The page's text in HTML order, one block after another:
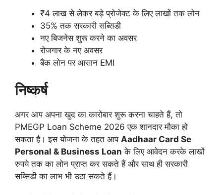
₹4 लाख से लेकर बड़े प्रोजेक्ट के लिए लाखों तक लोन
35% तक सरकारी सब्सिडी
नए बिजनेस शुरू करने का अवसर
रोजगार के नए अवसर
बैंक लोन पर आसान EMI
निष्कर्ष
अगर आप अपना खुद का कारोबार शुरू करना चाहते हैं, तो
PMEGP Loan Scheme 2026 एक शानदार मौका हो
सकता है। इस योजना के तहत आप Aadhaar Card Se
Personal & Business Loan के लिए आवेदन करके लाखों
रुपये तक का लोन प्राप्त कर सकते हैं और साथ ही सरकारी
सब्सिडी का लाभ भी उठा सकते हैं।